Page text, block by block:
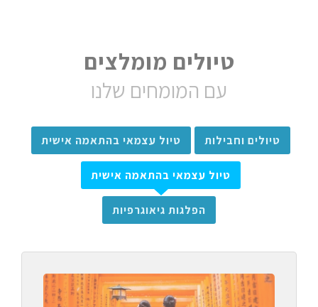
טיולים מומלצים
עם המומחים שלנו
טיולים וחבילות טיול עצמאי בהתאמה אישית
טיול עצמאי בהתאמה אישית
הפלגות גיאוגרפיות